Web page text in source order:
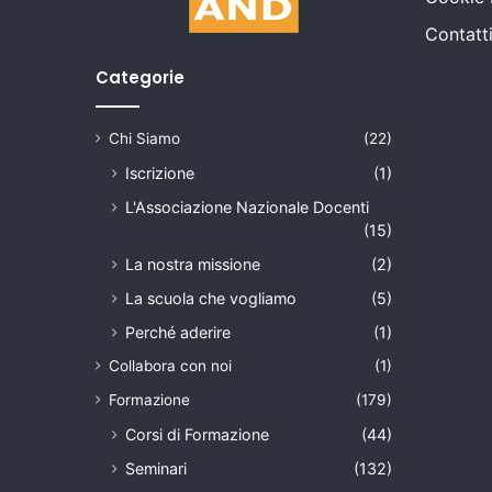
Categorie
Chi Siamo (22)
Iscrizione
(1)
L'Associazione Nazionale Docenti
(15)
La nostra missione
(2)
La scuola che vogliamo
(5)
Perché aderire
(1)
Collabora con noi
(1)
Formazione
(179)
Corsi di Formazione
(44)
Seminari
(132)
Contatti